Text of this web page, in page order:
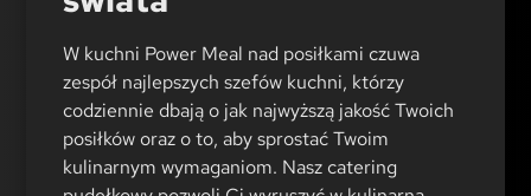
W kuchni Power Meal nad posiłkami czuwa
zespół najlepszych szefów kuchni, którzy
codziennie dbają o jak najwyższą jakość Twoich
posiłków oraz o to, aby sprostać Twoim
kulinarnym wymaganiom. Nasz catering